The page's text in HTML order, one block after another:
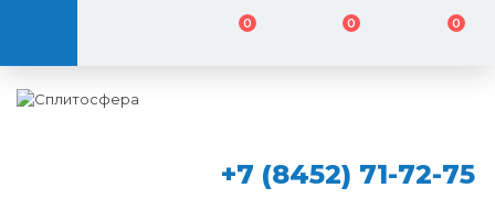
0 0 0
+7 (8452) 71-72-75